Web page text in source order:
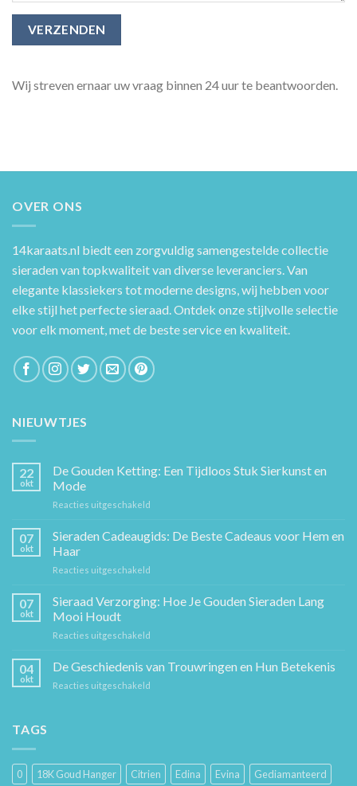
Wij streven ernaar uw vraag binnen 24 uur te beantwoorden.
OVER ONS
14karaats.nl biedt een zorgvuldig samengestelde collectie
sieraden van topkwaliteit van diverse leveranciers. Van
elegante klassiekers tot moderne designs, wij hebben voor
elke stijl het perfecte sieraad. Ontdek onze stijlvolle selectie
voor elk moment, met de beste service en kwaliteit.
NIEUWTJES
22
okt
De Gouden Ketting: Een Tijdloos Stuk Sierkunst en
Mode
Reacties uitgeschakeld
Gouden
Sierkunst
07
okt
Sieraden Cadeaugids: De Beste Cadeaus voor Hem en
Haar
Reacties uitgeschakeld
Cadeaugids:
De
Hem
07
okt
Sieraad Verzorging: Hoe Je Gouden Sieraden Lang
Mooi Houdt
Reacties uitgeschakeld
Verzorging:
04
okt
De Geschiedenis van Trouwringen en Hun Betekenis
Reacties uitgeschakeld
Hun
Betekenis
TAGS
0 18K Goud Hanger Citrien Edina Evina
Gediamanteerd